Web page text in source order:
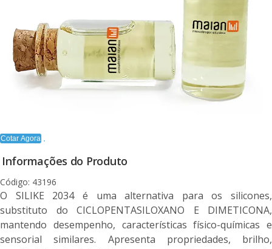
Cotar Agora
Informações do Produto
Código: 43196
O SILIKE 2034 é uma alternativa para os silicones,
substituto do CICLOPENTASILOXANO E DIMETICONA,
mantendo desempenho, características físico-químicas e
sensorial similares. Apresenta propriedades, brilho,